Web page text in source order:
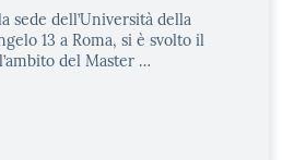
sede dell’Università della
13 a Roma, si è svolto il
del Master …